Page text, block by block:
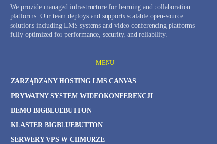
We provide managed infrastructure for learning and collaboration
platforms. Our team deploys and supports scalable open-source
solutions including LMS systems and video conferencing platforms –
fully optimized for performance, security, and reliability.
MENU —
ZARZĄDZANY HOSTING LMS CANVAS
PRYWATNY SYSTEM WIDEOKONFERENCJI
DEMO BIGBLUEBUTTON
KLASTER BIGBLUEBUTTON
SERWERY VPS W CHMURZE